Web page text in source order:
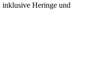
inklusive Heringe und